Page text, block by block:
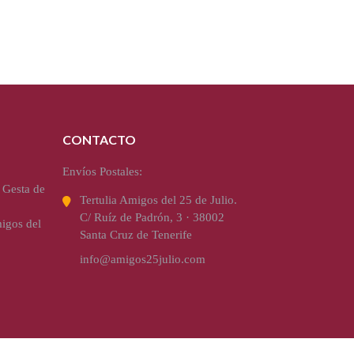
de
del
CONTACTO
Envíos Postales:
Tertulia Amigos del 25 de Julio.
C/ Ruíz de Padrón, 3 · 38002
Santa Cruz de Tenerife
info@amigos25julio.com